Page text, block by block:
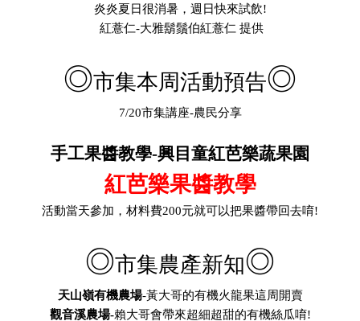
炎炎夏日很消暑，週日快來試飲!
紅薏仁-大雅鬍鬚伯紅薏仁 提供
◎市集本周活動預告◎
7/20市集講座-農民分享
手工果醬教學-興目童紅芭樂蔬果園
紅芭樂果醬教學
活動當天參加，材料費200元就可以把果醬帶回去唷!
◎市集農產新知◎
天山嶺有機農場-黃大哥的有機火龍果這周開賣
觀音溪農場-賴大哥會帶來超細超甜的有機絲瓜唷!